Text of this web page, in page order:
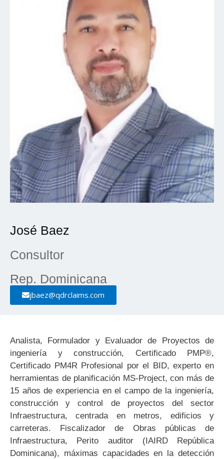
José Baez
Consultor
Rep. Dominicana
jbaez@qdrclaims.com
Analista, Formulador y Evaluador de Proyectos de
ingeniería y construcción, Certificado PMP®️,
Certificado PM4R Profesional por el BID, experto en
herramientas de planificación MS-Project, con más de
15 años de experiencia en el campo de la ingeniería,
construcción y control de proyectos del sector
Infraestructura, centrada en metros, edificios y
carreteras. Fiscalizador de Obras públicas de
Infraestructura, Perito auditor (IAIRD República
Dominicana), máximas capacidades en la detección